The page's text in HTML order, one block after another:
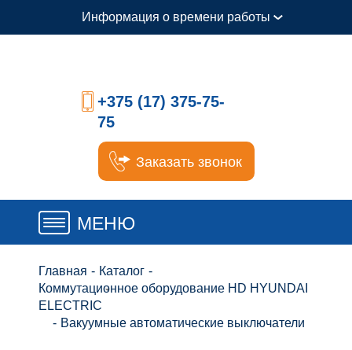
Информация о времени работы
+375 (17) 375-75-
75
Заказать звонок
МЕНЮ
Главная - Каталог -
Коммутационное оборудование HD HYUNDAI
ELECTRIC
- Вакуумные автоматические выключатели